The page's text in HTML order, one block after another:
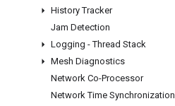
History Tracker
Jam Detection
Logging - Thread Stack
Mesh Diagnostics
Network Co-Processor
Network Time Synchronization